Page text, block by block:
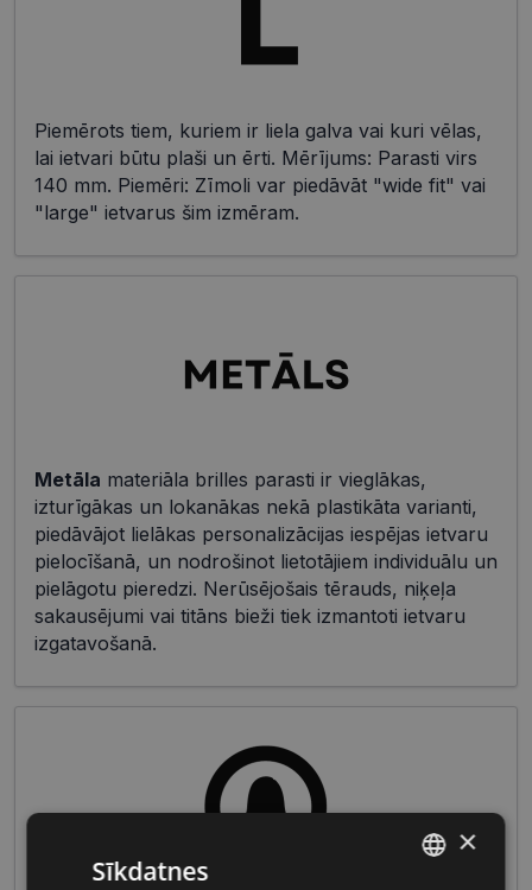
Piemērots tiem, kuriem ir liela galva vai kuri vēlas,
lai ietvari būtu plaši un ērti. Mērījums: Parasti virs
140 mm. Piemēri: Zīmoli var piedāvāt "wide fit" vai
"large" ietvarus šim izmēram.
Metāla materiāla brilles parasti ir vieglākas,
izturīgākas un lokanākas nekā plastikāta varianti,
piedāvājot lielākas personalizācijas iespējas ietvaru
pielocīšanā, un nodrošinot lietotājiem individuālu un
pielāgotu pieredzi. Nerūsējošais tērauds, niķeļa
sakausējumi vai titāns bieži tiek izmantoti ietvaru
izgatavošanā.
×
Sīkdatnes